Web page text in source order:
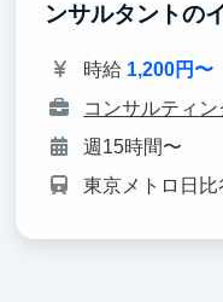
ンサルタントの
時給 1,200円〜
コンサルティン
週15時間〜
東京メトロ日